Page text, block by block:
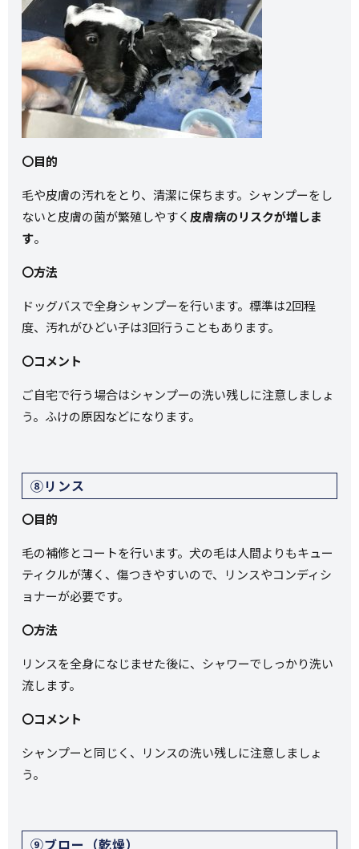
〇目的
毛や皮膚の汚れをとり、清潔に保ちます。シャンプーをし
ないと皮膚の菌が繁殖しやすく 皮膚病のリスクが増しま
す。
〇方法
ドッグバスで全身シャンプーを行います。標準は2回程
度、汚れがひどい子は3回行うこともあります。
〇コメント
ご自宅で行う場合はシャンプーの洗い残しに注意しましょ
う。ふけの原因などになります。
⑧リンス
〇目的
毛の補修とコートを行います。犬の毛は人間よりもキュー
ティクルが薄く、傷つきやすいので、リンスやコンディシ
ョナーが必要です。
〇方法
リンスを全身になじませた後に、シャワーでしっかり洗い
流します。
〇コメント
シャンプーと同じく、リンスの洗い残しに注意しましょ
う。
⑨ブロー（乾燥）